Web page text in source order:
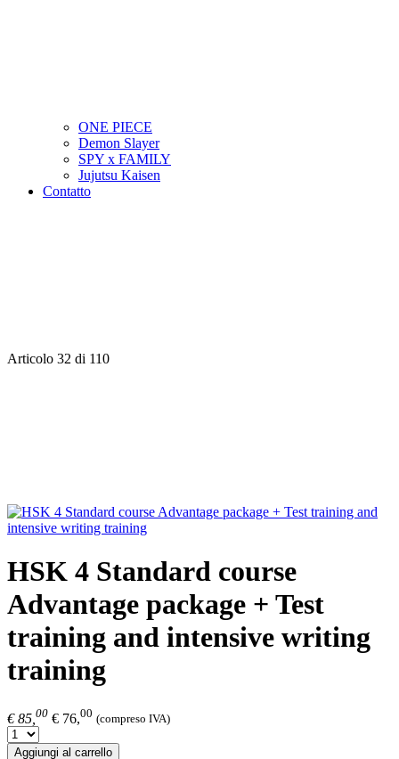
ONE PIECE
Demon Slayer
SPY x FAMILY
Jujutsu Kaisen
Contatto
Articolo 32 di 110
HSK 4 Standard course
Advantage package + Test
training and intensive writing
training
€ 85, 00 € 76, 00 (compreso IVA)
Aggiungi al carrello